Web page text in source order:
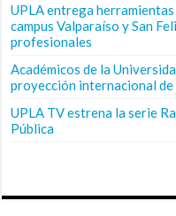
UPLA entrega
campus Valparaíso y San
profesionales
Académicos de la
proyección internacional
UPLA TV estrena la serie
Pública